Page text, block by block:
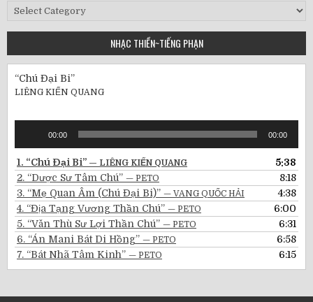
Bài
Gần
NHẠC THIỀN~TIẾNG PHẠN
“Chú Đại Bi”
LIÊNG KIẾN QUANG
00:00 00:00
1. “Chú Đại Bi” — LIÊNG KIẾN QUANG
5:38
2. “Dược Sư Tâm Chú” — PETO
8:18
3. “Mẹ Quan Âm (Chú Đại Bi)” — VANG QUỐC HẢI
4:38
4. “Địa Tạng Vương Thần Chú” — PETO
6:00
5. “Văn Thù Sư Lợi Thần Chú” — PETO
6:31
6. “Án Mani Bát Di Hồng” — PETO
6:58
7. “Bát Nhã Tâm Kinh” — PETO 6:15